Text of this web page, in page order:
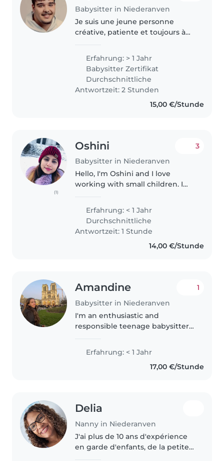
Babysitter in Niederanven
Je suis une jeune personne
créative, patiente et toujours à
allemand, luxembourgeois et
portugais. Je fais actuellement
des..
Erfahrung: > 1 Jahr
Babysitter Zertifikat
Durchschnittliche
Antwortzeit: 2 Stunden
15,00 €/Stunde
(1)
Oshini
Babysitter in Niederanven
3
Hello, I'm Oshini and I love
working with small children. I
Teaching for primary students
and I took good care of small
kids at schools and given them..
Erfahrung: < 1 Jahr
Durchschnittliche
Antwortzeit: 1 Stunde
14,00 €/Stunde
Amandine
Babysitter in Niederanven
1
I'm an enthusiastic and
responsible teenage babysitter
with children. I have experience
caring for preschoolers, toddlers,
and grade schoolers, and I'm..
Erfahrung: < 1 Jahr
17,00 €/Stunde
Delia
Nanny in Niederanven
J'ai plus de 10 ans d'expérience
en garde d'enfants, de la petite